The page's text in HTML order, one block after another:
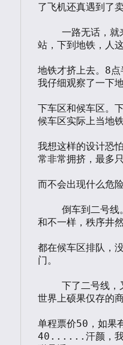
了飞机还真遇到了
    一路无话，就来到了上海。出了火车
站，下到地铁，人
地铁才挤上去。8点
我仔细观察了一下
下车区和候车区。
候车区实际上当地
我想这样的设计恐
常非常拥挤，最多
而不会出现什么危
    倒车到二号线。一到二号线候车，感觉
和不一样，秩序井
都在候车区排队，
门。
    下了二号线，又上了磁悬浮。据说这是
世界上硕果仅存的
单程票价50，如果
40......汗颜，我